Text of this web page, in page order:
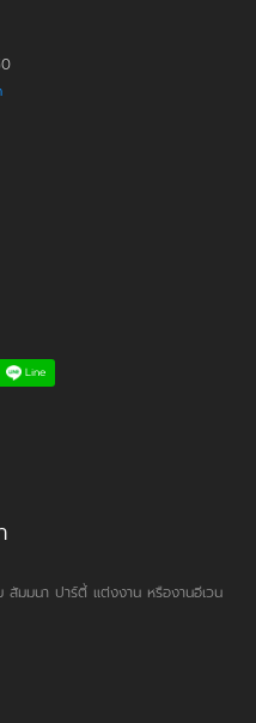
Line
สัมมนา ปาร์ตี้ แต่งงาน หรืองานอีเวน